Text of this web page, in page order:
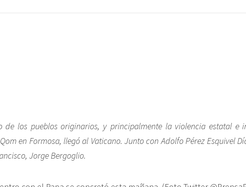
de los pueblos originarios, y principalmente la violencia estatal e
en Formosa, llegó al Vaticano. Junto con Adolfo Pérez Esquivel
Jorge Bergoglio.